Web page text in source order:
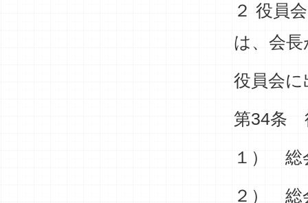
２ 役員
は、会
役員会
第34条
１） 総
２） 総